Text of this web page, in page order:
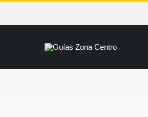
Saltar
contenido